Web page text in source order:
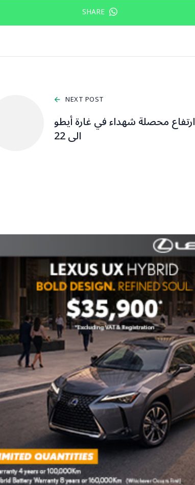
SHARE
NEXT POST
ارتفاع محصلة شهداء في غارة أيطو
الى 22